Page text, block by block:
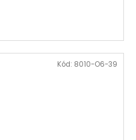
Kód: 8010-O6-39